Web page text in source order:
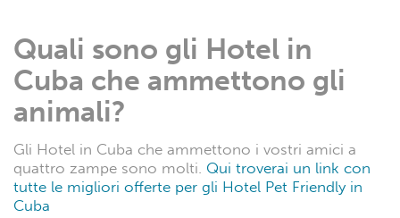
Quali sono gli Hotel in
Cuba che ammettono gli
animali?
Gli Hotel in Cuba che ammettono i vostri amici a
quattro zampe sono molti. Qui troverai un link con
tutte le migliori offerte per gli Hotel Pet Friendly in
Cuba